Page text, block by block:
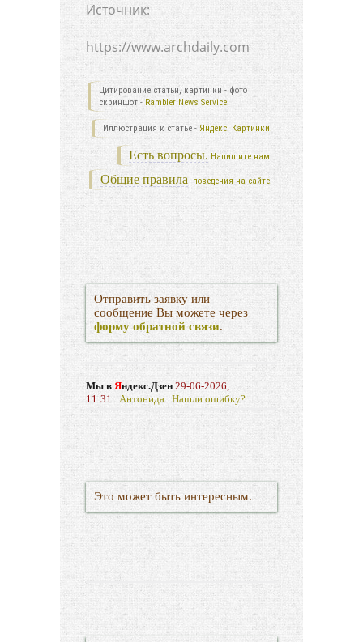
Источник:
https://www.archdaily.com
Цитирование статьи, картинки - фото
скриншот - Rambler News Service.
Иллюстрация к статье - Яндекс. Картинки.
Есть вопросы. Напишите нам.
Общие правила поведения на сайте.
Отправить заявку или
сообщение Вы можете через
форму обратной связи.
Мы в Яндекс.Дзен29-06-2026,
11:31 Антонида Нашли ошибку?
Это может быть интересным.